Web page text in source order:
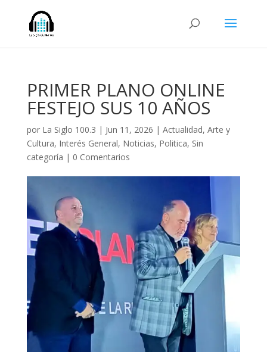
PRIMER PLANO ONLINE
FESTEJO SUS 10 AÑOS
por La Siglo 100.3 | Jun 11, 2026 | Actualidad, Arte y
Cultura, Interés General, Noticias, Politica, Sin
categoría | 0 Comentarios